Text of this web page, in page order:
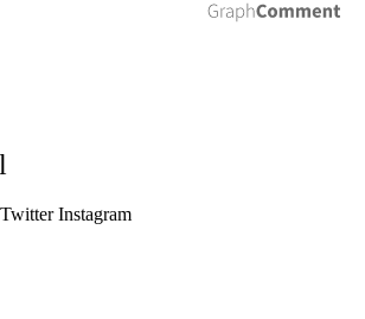
Twitter Instagram